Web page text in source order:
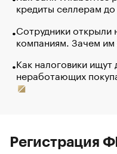
кредиты селлерам
Сотрудники открыли
компаниям. Зачем им
Как налоговики ищут
неработающих
Регистрация